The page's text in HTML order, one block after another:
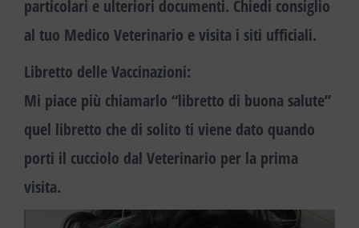
particolari e ulteriori documenti. Chiedi consiglio
al tuo Medico Veterinario e visita i siti ufficiali.
Libretto delle Vaccinazioni:
Mi piace più chiamarlo “libretto di buona salute”
quel libretto che di solito ti viene dato quando
porti il cucciolo dal Veterinario per la prima
visita.